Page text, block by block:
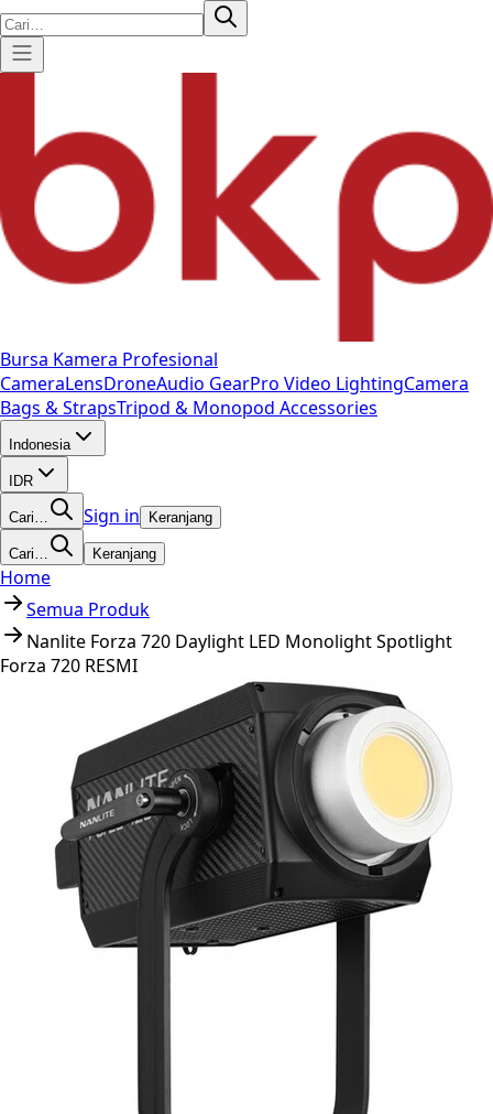
Bursa Kamera Profesional
CameraLensDroneAudio GearPro Video LightingCamera
Bags & StrapsTripod & Monopod Accessories
Indonesia
IDR
Cari… Sign in Keranjang
Cari… Keranjang
Home
Semua Produk
Nanlite Forza 720 Daylight LED Monolight Spotlight
Forza 720 RESMI